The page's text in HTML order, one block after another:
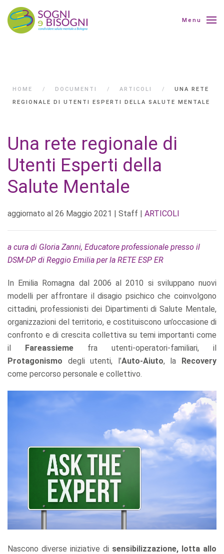
Menu
HOME DOCUMENTI ARTICOLI
UNA RETE
REGIONALE DI UTENTI ESPERTI DELLA SALUTE MENTALE
Una rete regionale di
Utenti Esperti della
Salute Mentale
aggiornato al 26 Maggio 2021 | Staff | ARTICOLI
a cura di Gloria Zanni, Educatore professionale presso il
DSM-DP di Reggio Emilia per la RETE ESP ER
In Emilia Romagna dal 2006 al 2010 si sviluppano nuovi
modelli per affrontare il disagio psichico che coinvolgono
cittadini, professionisti dei Dipartimenti di Salute Mentale,
organizzazioni del territorio, e costituiscono un’occasione di
confronto e di crescita collettiva su temi importanti come
il Fareassieme fra utenti-operatori-familiari, il
Protagonismo degli utenti, l’Auto-Aiuto, la Recovery
come percorso personale e collettivo.
Nascono diverse iniziative di sensibilizzazione, lotta allo